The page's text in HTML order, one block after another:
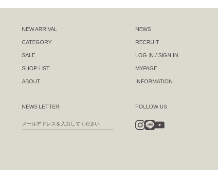
NEW ARRIVAL
CATEGORY
SALE
SHOP LIST
ABOUT
NEWS LETTER
NEWS
RECRUIT
LOG IN / SIGN IN
MYPAGE
INFORMATION
FOLLOW US